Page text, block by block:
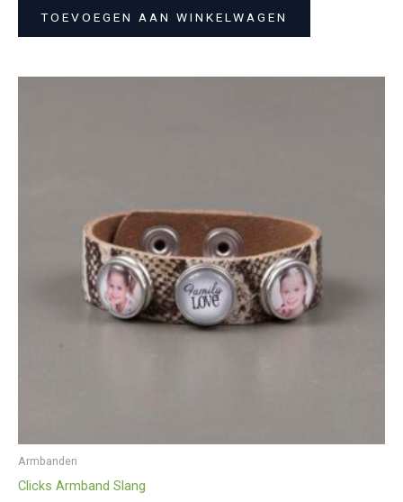
TOEVOEGEN AAN WINKELWAGEN
Armbanden
Clicks Armband Slang